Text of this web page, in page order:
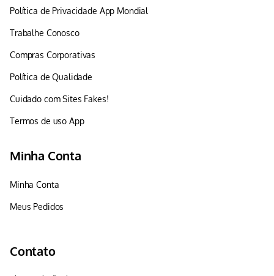
Política de Privacidade App Mondial
Trabalhe Conosco
Compras Corporativas
Política de Qualidade
Cuidado com Sites Fakes!
Termos de uso App
Minha Conta
Minha Conta
Meus Pedidos
Contato